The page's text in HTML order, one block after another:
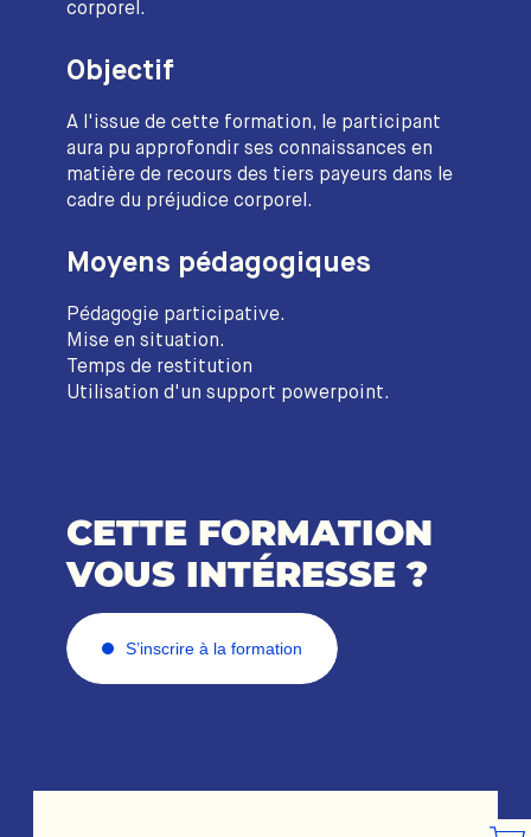
corporel.
Objectif
A l'issue de cette formation, le participant
aura pu approfondir ses connaissances en
matière de recours des tiers payeurs dans le
cadre du préjudice corporel.
Moyens pédagogiques
Pédagogie participative.
Mise en situation.
Temps de restitution
Utilisation d'un support powerpoint.
CETTE FORMATION
VOUS INTÉRESSE ?
S’inscrire à la formation